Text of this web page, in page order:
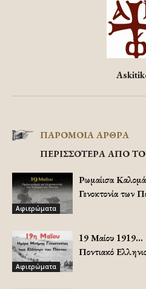
ΠΑΡΟΜΟΙΑ ΑΡΘΡΑ
ΠΕΡΙΣΣΟΤΕΡΑ ΑΠΟ
Αφιερώματα
Ρωμαίισα
Γενοκτονία των
Αφιερώματα
19 Μαίου 1919…
Ποντιακό